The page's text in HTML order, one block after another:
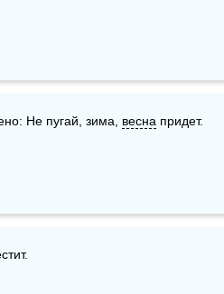
Не пугай, зима, весна придет.